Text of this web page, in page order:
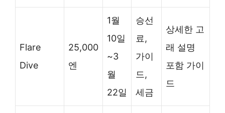
Flare
Dive
25,000
엔
1월
10일
~3
월
22일
승선
료,
가이
드,
세금
상세한 고
래 설명
포함 가이
드